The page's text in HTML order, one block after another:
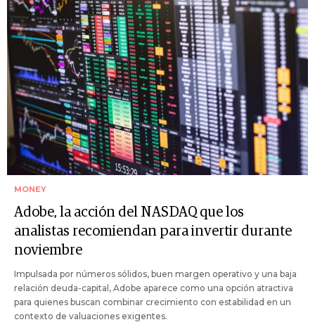
MONEY
Adobe, la acción del NASDAQ que los
analistas recomiendan para invertir durante
noviembre
Impulsada por números sólidos, buen margen operativo y una baja
relación deuda-capital, Adobe aparece como una opción atractiva
para quienes buscan combinar crecimiento con estabilidad en un
contexto de valuaciones exigentes.